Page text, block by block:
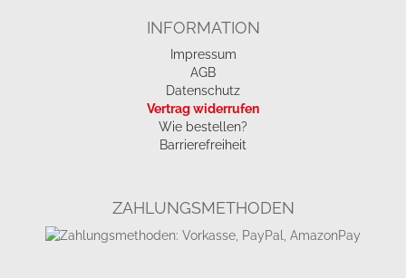
INFORMATION
Impressum
AGB
Datenschutz
Vertrag widerrufen
Wie bestellen?
Barrierefreiheit
ZAHLUNGSMETHODEN